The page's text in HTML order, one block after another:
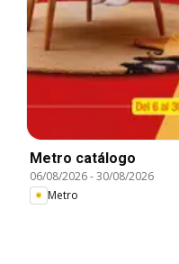
Metro catálogo
06/08/2026-30/08/2026
Metro